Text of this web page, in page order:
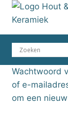
Doorgaan
naar
inhoud
Wachtwoord
of e-
om een